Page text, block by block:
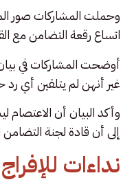
وحملت المشاركات صور
اتساع رقعة التضامن مع
أوضحت المشاركات في
غير أنهن لم يتلقين أي رد
وأكد البيان أن
إلى أن قادة لجنة
نداءات